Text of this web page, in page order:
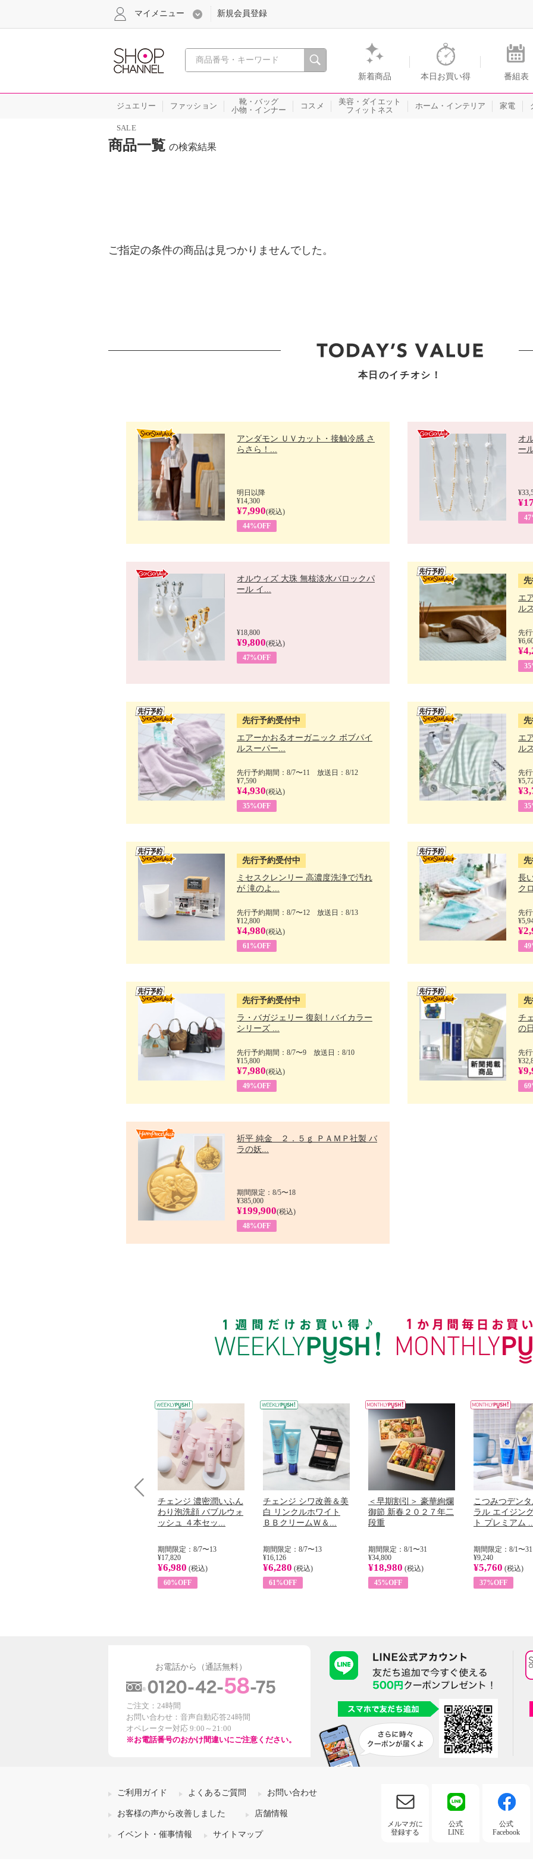
心おどる、瞬間を。通販・テレビショッピングのショップチャンネル
新着商品 本日お買い得 番組表
マイメニュー 新規会員登録
ジュエリー ファッション
靴・バッグ
小物・インナー
コスメ
美容・ダイエット
フィットネス
ホーム・インテリア 家電
SALE
商品一覧 の検索結果
ご指定の条件の商品は見つかりませんでした。
本日のイチオシ！
アンダモン ＵＶカット・接触冷感 さ
らさら！...
明日以降
¥14,300
¥7,990(税込)
44%OFF
オ
ー
オルウィズ 大珠 無核淡水バロックパ
ール イ...
¥18,800
¥9,800(税込)
47%OFF
エ
ル
先
先行予約受付中
エアーかおるオーガニック ボブパイ
ルスーパー...
先行予約期間：8/7〜11 放送日：8/12
¥7,590
¥4,930(税込)
35%OFF
エ
ル
先
先行予約受付中
ミセスクレンリー 高濃度洗浄で汚れ
が 滝のよ...
先行予約期間：8/7〜12 放送日：8/13
¥12,800
¥4,980(税込)
61%OFF
長
ク
先
先行予約受付中
ラ・バガジェリー 復刻！バイカラー
シリーズ ...
先行予約期間：8/7〜9 放送日：8/10
¥15,800
¥7,980(税込)
49%OFF
チ
の
先
祈平 純金 ２．５ｇ ＰＡＭＰ社製 バ
ラの妖...
期間限定：8/5〜18
¥385,000
¥199,900(税込)
48%OFF
チェンジ 濃密潤いふん
わり泡洗顔 バブルウォ
ッシュ ４本セッ...
期間限定：8/7〜13
¥17,820
¥6,980 (税込)
60%OFF
チェンジ シワ改善＆美
白 リンクルホワイト
ＢＢクリームＷ＆...
期間限定：8/7〜13
¥16,126
¥6,280 (税込)
61%OFF
＜早期割引＞ 豪華絢爛
御節 新春２０２７年二
段重
期間限定：8/1〜31
¥34,800
¥18,980 (税込)
45%OFF
こつみつデン
ラル エイジン
ト プレミアム
期間限定：8/1〜31
¥9,240
¥5,760 (税込)
37%OFF
お電話から（通話無料）
ご注文：24時間
お問い合わせ：音声自動応答24時間
オペレーター対応 9:00～21:00
※お電話番号のおかけ間違いにご注意ください。
ご利用ガイド よくあるご質問 お問い合わせ
お客様の声から改善しました 店舗情報
イベント・催事情報 サイトマップ
メルマガに
登録する
公式
LINE
公式
Facebook